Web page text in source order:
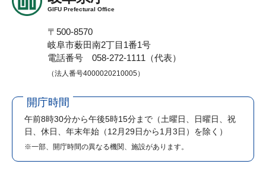
GIFU Prefectural Office
〒500-8570
岐阜市薮田南2丁目1番1号
電話番号 058-272-1111（代表）
（法人番号4000020210005）
開庁時間
午前8時30分から午後5時15分まで （土曜日、日曜日、祝
日、休日、年末年始（12月29日から1月3日）を除く）
※一部、開庁時間の異なる機関、施設があります。